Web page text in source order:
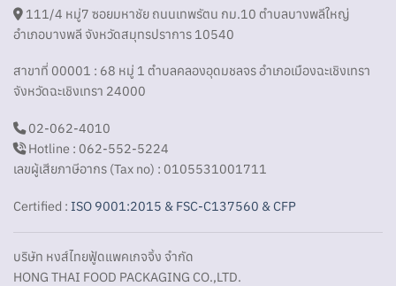
111/4 หมู่7 ซอยมหาชัย ถนนเทพรัตน กม.10 ตำบลบางพลีใหญ่
อำเภอบางพลี จังหวัดสมุทรปราการ 10540
สาขาที่ 00001 : 68 หมู่ 1 ตำบลคลองอุดมชลจร อำเภอเมืองฉะเชิงเทรา
จังหวัดฉะเชิงเทรา 24000
02-062-4010
Hotline : 062-552-5224
เลขผู้เสียภาษีอากร (Tax no) : 0105531001711
Certified : ISO 9001:2015 & FSC-C137560 & CFP
บริษัท หงส์ไทยฟู้ดแพคเกจจิ้ง จำกัด
HONG THAI FOOD PACKAGING CO.,LTD.